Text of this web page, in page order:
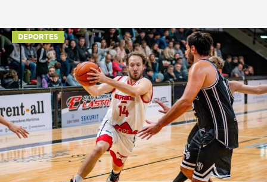
DEPORTES